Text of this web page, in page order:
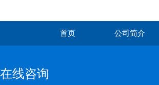
首页 公司简介
在线咨询